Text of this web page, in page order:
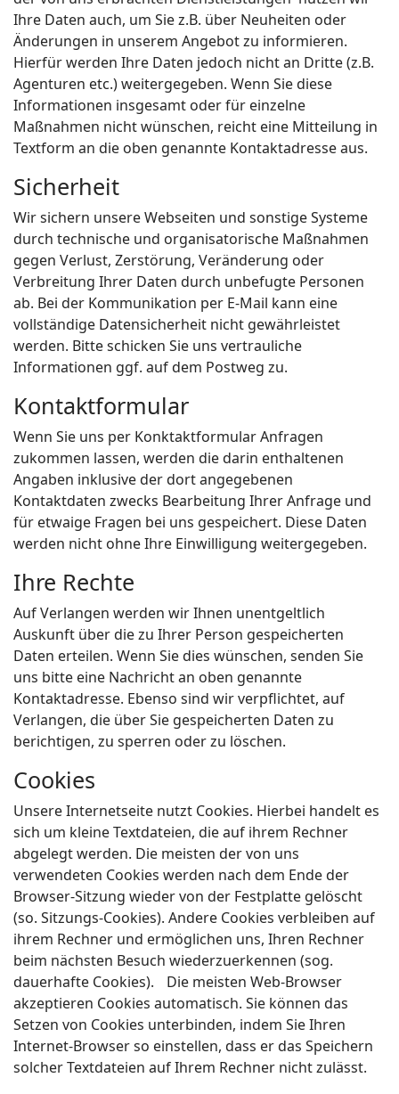
Ihre Daten auch, um Sie z.B. über Neuheiten oder
Änderungen in unserem Angebot zu informieren.
Hierfür werden Ihre Daten jedoch nicht an Dritte (z.B.
Agenturen etc.) weitergegeben. Wenn Sie diese
Informationen insgesamt oder für einzelne
Maßnahmen nicht wünschen, reicht eine Mitteilung in
Textform an die oben genannte Kontaktadresse aus.
Sicherheit
Wir sichern unsere Webseiten und sonstige Systeme
durch technische und organisatorische Maßnahmen
gegen Verlust, Zerstörung, Veränderung oder
Verbreitung Ihrer Daten durch unbefugte Personen
ab. Bei der Kommunikation per E-Mail kann eine
vollständige Datensicherheit nicht gewährleistet
werden. Bitte schicken Sie uns vertrauliche
Informationen ggf. auf dem Postweg zu.
Kontaktformular
Wenn Sie uns per Konktaktformular Anfragen
zukommen lassen, werden die darin enthaltenen
Angaben inklusive der dort angegebenen
Kontaktdaten zwecks Bearbeitung Ihrer Anfrage und
für etwaige Fragen bei uns gespeichert. Diese Daten
werden nicht ohne Ihre Einwilligung weitergegeben.
Ihre Rechte
Auf Verlangen werden wir Ihnen unentgeltlich
Auskunft über die zu Ihrer Person gespeicherten
Daten erteilen. Wenn Sie dies wünschen, senden Sie
uns bitte eine Nachricht an oben genannte
Kontaktadresse. Ebenso sind wir verpflichtet, auf
Verlangen, die über Sie gespeicherten Daten zu
berichtigen, zu sperren oder zu löschen.
Cookies
Unsere Internetseite nutzt Cookies. Hierbei handelt es
sich um kleine Textdateien, die auf ihrem Rechner
abgelegt werden. Die meisten der von uns
verwendeten Cookies werden nach dem Ende der
Browser-Sitzung wieder von der Festplatte gelöscht
(so. Sitzungs-Cookies). Andere Cookies verbleiben auf
ihrem Rechner und ermöglichen uns, Ihren Rechner
beim nächsten Besuch wiederzuerkennen (sog.
dauerhafte Cookies). Die meisten Web-Browser
akzeptieren Cookies automatisch. Sie können das
Setzen von Cookies unterbinden, indem Sie Ihren
Internet-Browser so einstellen, dass er das Speichern
solcher Textdateien auf Ihrem Rechner nicht zulässt.